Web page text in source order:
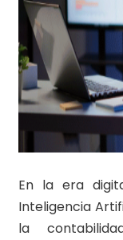
En la era
Inteligencia
la